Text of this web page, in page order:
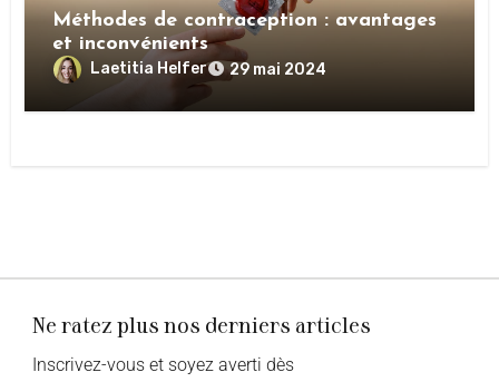
Méthodes de contraception : avantages
et inconvénients
Laetitia Helfer 29 mai 2024
Ne ratez plus nos derniers articles
Inscrivez-vous et soyez averti dès